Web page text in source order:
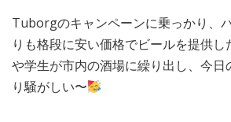
Tuborgのキャンペーンに乗っかり、
りも格段に安い価格でビールを提供
や学生が市内の酒場に繰り出し、今日
り騒がしい〜